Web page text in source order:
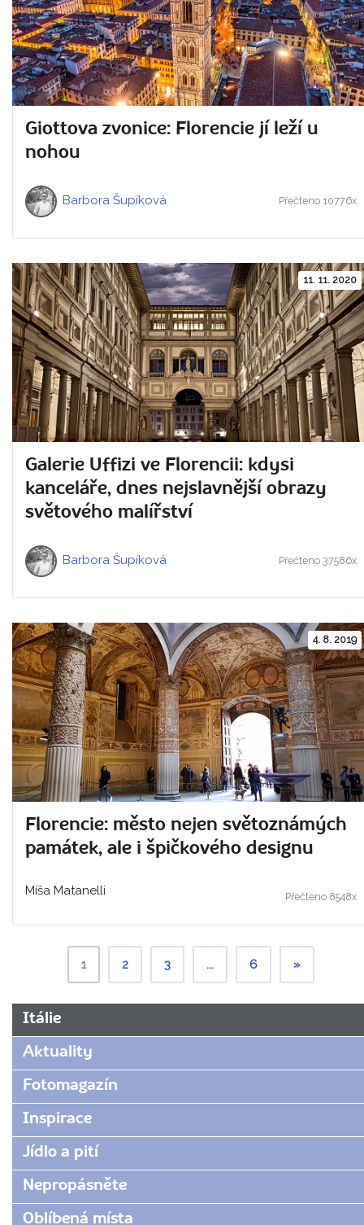
Giottova zvonice: Florencie jí leží u
nohou
Barbora Šupíková Přečteno 10776x
11. 11. 2020
Galerie Uffizi ve Florencii: kdysi
kanceláře, dnes nejslavnější obrazy
světového malířství
Barbora Šupíková Přečteno 37586x
4. 8. 2019
Florencie: město nejen světoznámých
památek, ale i špičkového designu
Míša Matanelli Přečteno 8548x
1 2 3 ... 6 »
Itálie
Aktuality
Fotomagazín
Inspirace
Jídlo a pití
Nepropásněte
Oblíbená místa